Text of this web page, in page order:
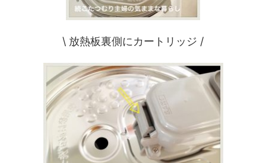
\ 放熱板裏側にカートリッジ /